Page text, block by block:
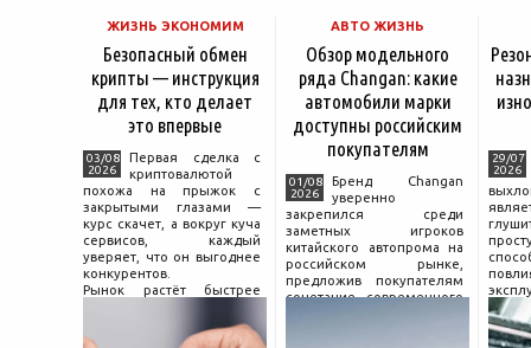
ЖИЗНЬ ЭКОНОМИМ
Безопасный обмен
крипты — инструкция
для тех, кто делает
это впервые
03/08
2026
Первая сделка с
криптовалютой
похожа на прыжок с
закрытыми глазами —
курс скачет, а вокруг куча
сервисов, каждый
уверяет, что он выгоднее
конкурентов.
Рынок растёт быстрее
поведения на нём.
Петербургские
АВТО ЖИЗНЬ
Обзор модельного
ряда Changan: какие
автомобили марки
доступны российским
покупателям
01/08
2026
Бренд Changan
уверенно
закрепился среди
заметных игроков
китайского автопрома на
российском рынке,
предложив покупателям
сочетание современного
29/07
2026
и